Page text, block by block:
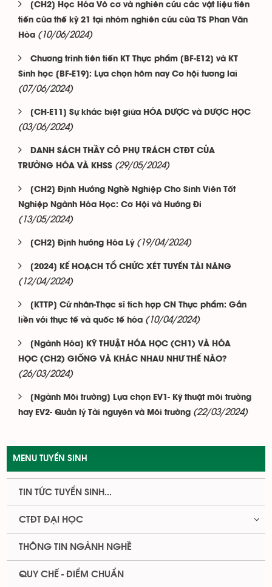
[CH2] Học Hóa Vô cơ và nghiên cứu các vật liệu tiên
tiến của thế kỷ 21 tại nhóm nghiên cứu của TS Phan Văn
Hòa (10/06/2024)
Chương trình tiên tiến KT Thực phẩm [BF-E12] và KT
Sinh học [BF-E19]: Lựa chọn hôm nay Cơ hội tương lai
(07/06/2024)
[CH-E11] Sự khác biệt giữa HÓA DƯỢC và DƯỢC HỌC
(03/06/2024)
DANH SÁCH THẦY CÔ PHỤ TRÁCH CTĐT CỦA
TRƯỜNG HÓA VÀ KHSS (29/05/2024)
[CH2] Định Hướng Nghề Nghiệp Cho Sinh Viên Tốt
Nghiệp Ngành Hóa Học: Cơ Hội và Hướng Đi
(13/05/2024)
[CH2] Định hướng Hóa Lý (19/04/2024)
[2024] KẾ HOẠCH TỔ CHỨC XÉT TUYỂN TÀI NĂNG
(12/04/2024)
[KTTP] Cử nhân-Thạc sĩ tích hợp CN Thực phẩm: Gắn
liền với thực tế và quốc tế hóa (10/04/2024)
[Ngành Hóa] KỸ THUẬT HÓA HỌC (CH1) VÀ HÓA
HỌC (CH2) GIỐNG VÀ KHÁC NHAU NHƯ THẾ NÀO?
(26/03/2024)
[Ngành Môi trường] Lựa chọn EV1- Kỹ thuật môi trường
hay EV2- Quản lý Tài nguyên và Môi trường (22/03/2024)
MENU TUYỂN SINH
TIN TỨC TUYỂN SINH...
CTĐT ĐẠI HỌC
THÔNG TIN NGÀNH NGHỀ
QUY CHẾ - ĐIỂM CHUẨN